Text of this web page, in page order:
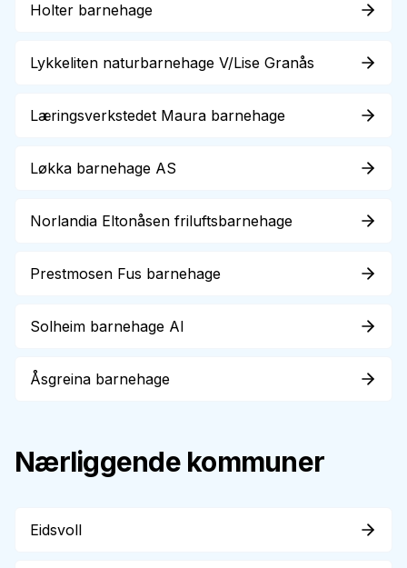
Holter barnehage
Lykkeliten naturbarnehage V/Lise Granås
Læringsverkstedet Maura barnehage
Løkka barnehage AS
Norlandia Eltonåsen friluftsbarnehage
Prestmosen Fus barnehage
Solheim barnehage Al
Åsgreina barnehage
Nærliggende kommuner
Eidsvoll